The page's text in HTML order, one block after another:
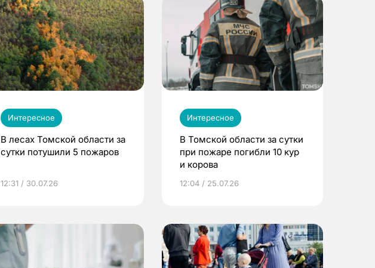
Интересное
В лесах Томской области за
сутки потушили 5 пожаров
12:31 / 30.07.26
Интересное
В Томской области за сутки
при пожаре погибли 10 кур
и корова
12:04 / 25.07.26